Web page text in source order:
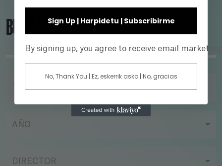
BUSCADOR
TÍTULO
AÑO
DIRECTOR
Sign Up | Harpidetu | Subscribirme
By signing up, you agree to receive email
No, Thank You | Ez, eskerrik asko | No, gracias